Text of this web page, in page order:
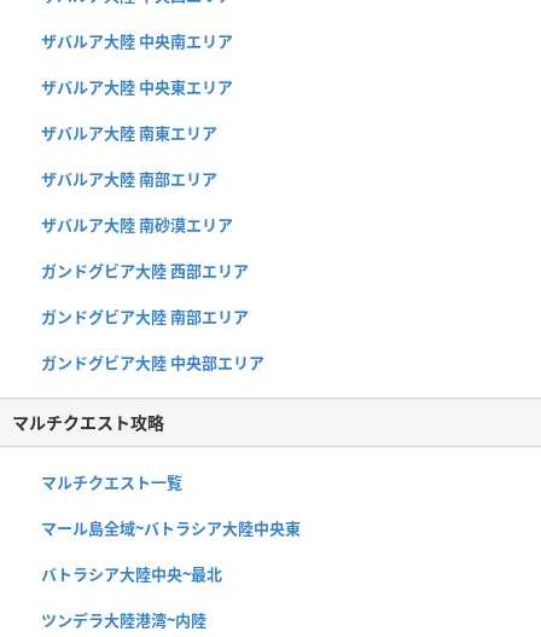
ザバルア大陸 中央南エリア
ザバルア大陸 中央東エリア
ザバルア大陸 南東エリア
ザバルア大陸 南部エリア
ザバルア大陸 南砂漠エリア
ガンドグビア大陸 西部エリア
ガンドグビア大陸 南部エリア
ガンドグビア大陸 中央部エリア
マルチクエスト攻略
マルチクエスト一覧
マール島全域~バトラシア大陸中央東
バトラシア大陸中央~最北
ツンデラ大陸港湾~内陸